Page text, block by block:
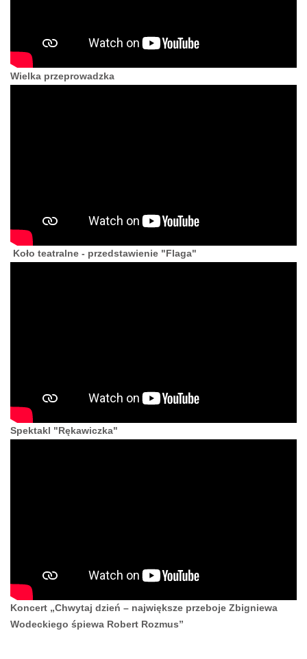
Wielka przeprowadzka
Koło teatralne - przedstawienie "Flaga"
Spektakl "Rękawiczka"
Koncert „Chwytaj dzień – największe przeboje Zbigniewa
Wodeckiego śpiewa Robert Rozmus”